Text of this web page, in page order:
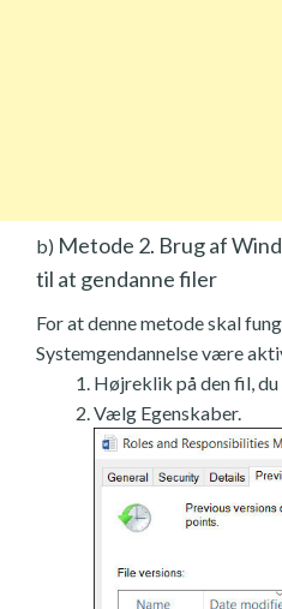
b) Metode 2. Brug af
til at gendanne filer
For at denne metode skal
Systemgendannelse være
Højreklik på den fil, du
Vælg Egenskaber.